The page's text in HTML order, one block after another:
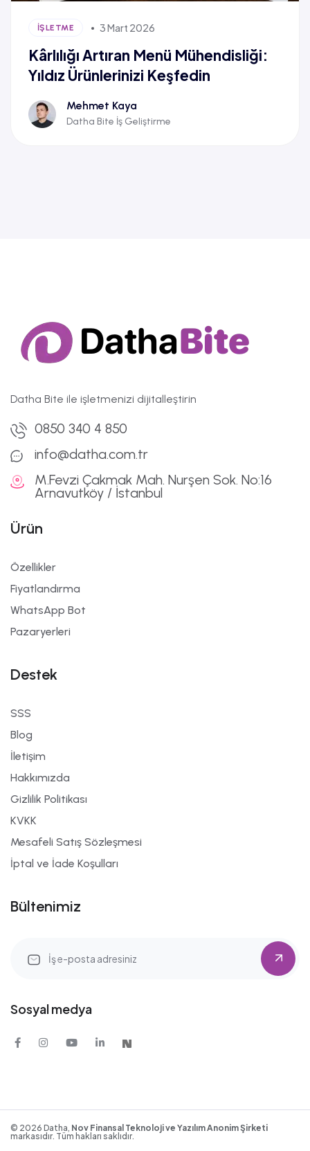
İŞLETME 3 Mart 2026
Kârlılığı Artıran Menü Mühendisliği:
Yıldız Ürünlerinizi Keşfedin
Mehmet Kaya
Datha Bite İş Geliştirme
Datha Bite ile işletmenizi dijitalleştirin
0850 340 4 850
info@datha.com.tr
M.Fevzi Çakmak Mah. Nurşen Sok. No:16
Arnavutköy / İstanbul
Ürün
Özellikler
Fiyatlandırma
WhatsApp Bot
Pazaryerleri
Destek
SSS
Blog
İletişim
Hakkımızda
Gizlilik Politikası
KVKK
Mesafeli Satış Sözleşmesi
İptal ve İade Koşulları
Bültenimiz
Sosyal medya
© 2026 Datha, Nov Finansal Teknoloji ve Yazılım Anonim Şirketi
markasıdır. Tüm hakları saklıdır.